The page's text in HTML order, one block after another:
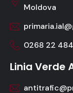
Moldova
0268 22 484
Linia Verde